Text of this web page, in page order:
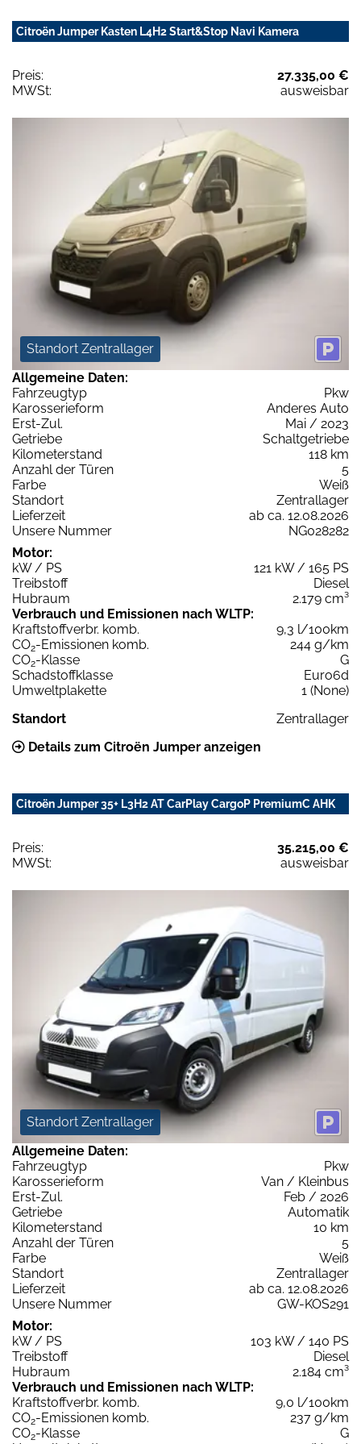
Citroën Jumper Kasten L4H2 Start&Stop Navi Kamera
Preis:
27.335,00 €
MWSt:
ausweisbar
Standort Zentrallager
Allgemeine Daten:
Fahrzeugtyp
Pkw
Karosserieform
Anderes Auto
Erst-Zul.
Mai / 2023
Getriebe
Schaltgetriebe
Kilometerstand
118 km
Anzahl der Türen
5
Farbe
Weiß
Standort
Zentrallager
Lieferzeit
ab ca. 12.08.2026
Unsere Nummer
NG028282
Motor:
kW / PS
121 kW / 165 PS
Treibstoff
Diesel
Hubraum
2.179 cm³
Verbrauch und Emissionen nach WLTP:
Kraftstoffverbr. komb.
9,3 l/100km
CO2-Emissionen komb.
244 g/km
CO2-Klasse
G
Schadstoffklasse
Euro6d
Umweltplakette
1 (None)
Standort
Zentrallager
Details zum Citroën Jumper anzeigen
Citroën Jumper 35+ L3H2 AT CarPlay CargoP PremiumC AHK
Preis:
35.215,00 €
MWSt:
ausweisbar
Standort Zentrallager
Allgemeine Daten:
Fahrzeugtyp
Pkw
Karosserieform
Van / Kleinbus
Erst-Zul.
Feb / 2026
Getriebe
Automatik
Kilometerstand
10 km
Anzahl der Türen
5
Farbe
Weiß
Standort
Zentrallager
Lieferzeit
ab ca. 12.08.2026
Unsere Nummer
GW-KOS291
Motor:
kW / PS
103 kW / 140 PS
Treibstoff
Diesel
Hubraum
2.184 cm³
Verbrauch und Emissionen nach WLTP:
Kraftstoffverbr. komb.
9,0 l/100km
CO2-Emissionen komb.
237 g/km
CO2-Klasse
G